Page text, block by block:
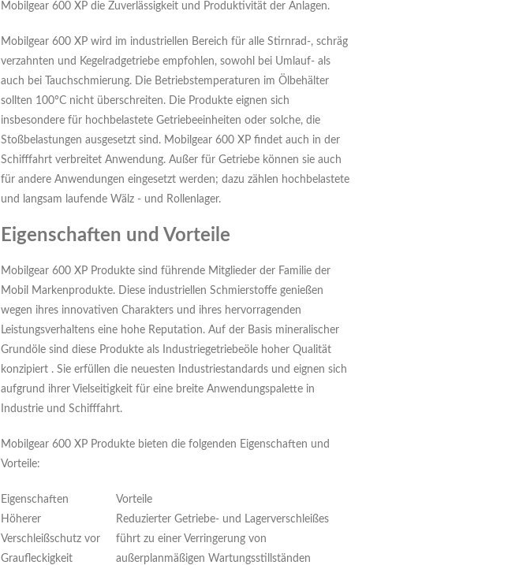
Mobilgear 600 XP die Zuverlässigkeit und Produktivität der Anlagen.
Mobilgear 600 XP wird im industriellen Bereich für alle Stirnrad-, schräg
verzahnten und Kegelradgetriebe empfohlen, sowohl bei Umlauf- als
auch bei Tauchschmierung. Die Betriebstemperaturen im Ölbehälter
sollten 100°C nicht überschreiten. Die Produkte eignen sich
insbesondere für hochbelastete Getriebeeinheiten oder solche, die
Stoßbelastungen ausgesetzt sind. Mobilgear 600 XP findet auch in der
Schifffahrt verbreitet Anwendung. Außer für Getriebe können sie auch
für andere Anwendungen eingesetzt werden; dazu zählen hochbelastete
und langsam laufende Wälz - und Rollenlager.
Eigenschaften und Vorteile
Mobilgear 600 XP Produkte sind führende Mitglieder der Familie der
Mobil Markenprodukte. Diese industriellen Schmierstoffe genießen
wegen ihres innovativen Charakters und ihres hervorragenden
Leistungsverhaltens eine hohe Reputation. Auf der Basis mineralischer
Grundöle sind diese Produkte als Industriegetriebeöle hoher Qualität
konzipiert . Sie erfüllen die neuesten Industriestandards und eignen sich
aufgrund ihrer Vielseitigkeit für eine breite Anwendungspalette in
Industrie und Schifffahrt.
Mobilgear 600 XP Produkte bieten die folgenden Eigenschaften und
Vorteile:
Eigenschaften
Vorteile
Höherer
Verschleißschutz vor
Graufleckigkeit
Reduzierter Getriebe- und Lagerverschleißes
führt zu einer Verringerung von
außerplanmäßigen Wartungsstillständen